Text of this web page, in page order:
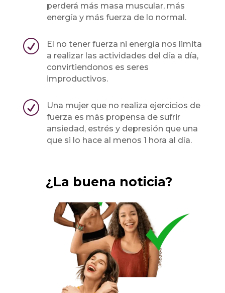
perderá más masa muscular, más
energía y más fuerza de lo normal.
R
El no tener fuerza ni energía nos limita
a realizar las actividades del día a día,
convirtiendonos es seres
improductivos.
R
Una mujer que no realiza ejercicios de
fuerza es más propensa de sufrir
ansiedad, estrés y depresión que una
que si lo hace al menos 1 hora al día.
¿La buena noticia?